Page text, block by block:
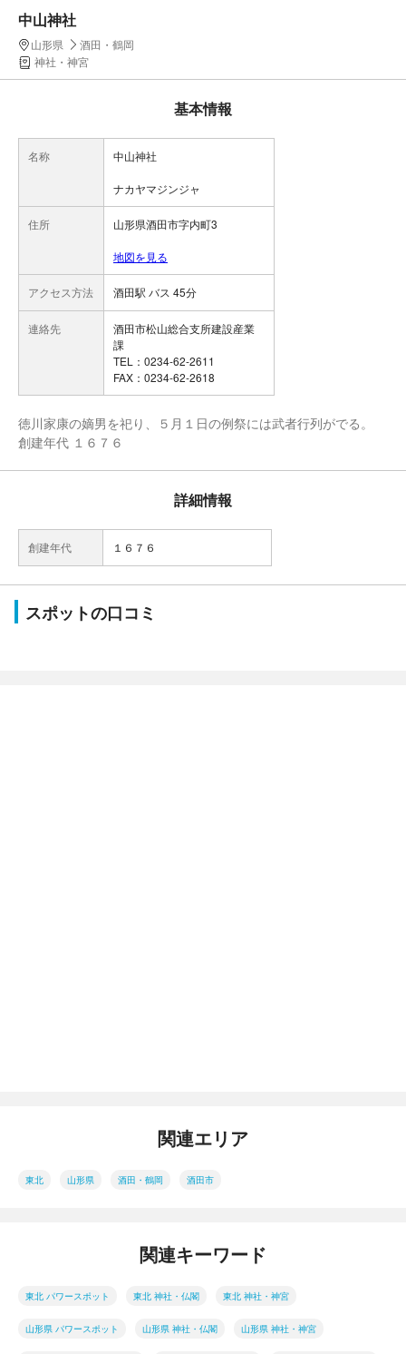
中山神社
山形県
酒田・鶴岡
神社・神宮
基本情報
名称 中山神社
ナカヤマジンジャ
住所 山形県酒田市字内町3
地図を見る
アクセス方法 酒田駅 バス 45分
連絡先
酒田市松山総合支所建設産業
課
TEL：0234-62-2611
FAX：0234-62-2618
徳川家康の嫡男を祀り、５月１日の例祭には武者行列がでる。
創建年代 １６７６
詳細情報
創建年代 １６７６
スポットの口コミ
関連エリア
東北 山形県 酒田・鶴岡 酒田市
関連キーワード
東北 パワースポット 東北 神社・仏閣 東北 神社・神宮
山形県 パワースポット 山形県 神社・仏閣 山形県 神社・神宮